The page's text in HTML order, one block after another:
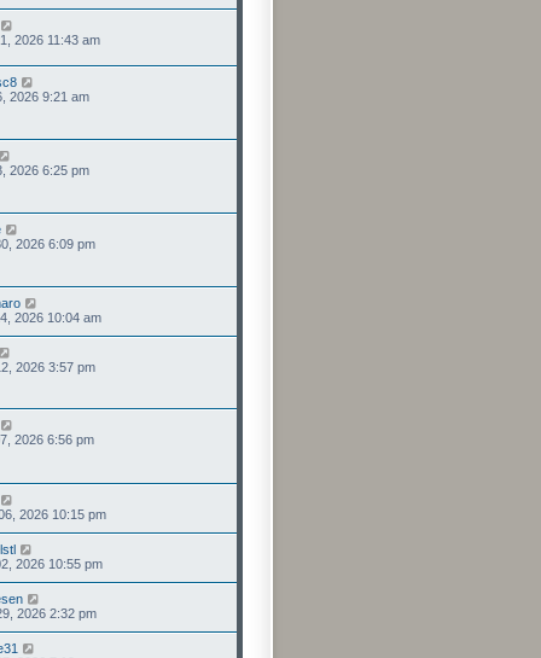
2026 11:43 am
2026 9:21 am
2026 6:25 pm
2026 6:09 pm
2026 10:04 am
2026 3:57 pm
2026 6:56 pm
2026 10:15 pm
2026 10:55 pm
2026 2:32 pm